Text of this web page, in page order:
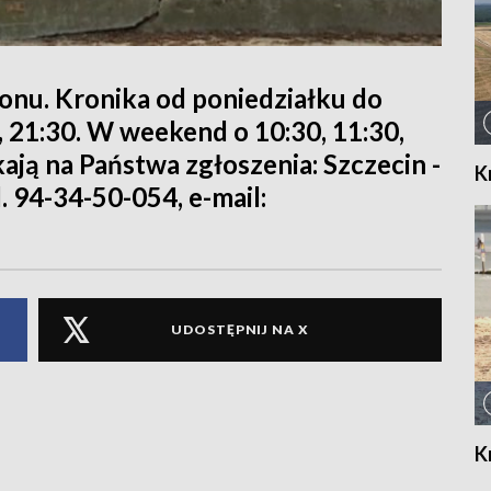
Kronika od poniedziałku do
W weekend o 10:30, 11:30,
na Państwa zgłoszenia: Szczecin -
94-34-50-054, e-mail:
UDOSTĘPNIJ NA X